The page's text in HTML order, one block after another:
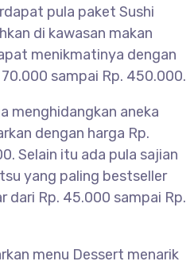
pula paket Sushi
di kawasan makan
menikmatinya dengan
sampai Rp. 450.000.
menghidangkan aneka
dengan harga Rp.
Selain itu ada pula sajian
yang paling bestseller
dari Rp. 45.000 sampai Rp.
menu Dessert menarik